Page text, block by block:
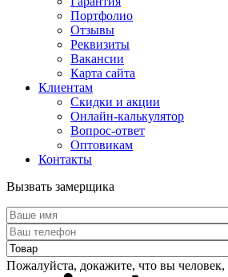
Портфолио
Отзывы
Реквизиты
Вакансии
Карта сайта
Клиентам
Скидки и акции
Онлайн-калькулятор
Вопрос-ответ
Оптовикам
Контакты
Вызвать замерщика
Пожалуйста, докажите, что вы человек,